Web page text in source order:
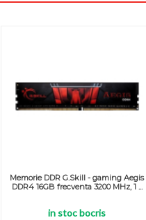
Memorie DDR G.Skill - gaming Aegis
DDR4 16GB frecventa 3200 MHz, 1 ...
in stoc bocris